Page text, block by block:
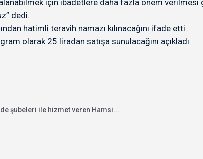
için ibadetlere daha fazla önem verilmesi
dedi.
hatimli teravih namazı kılınacağını ifade etti.
olarak 25 liradan satışa sunulacağını açıkladı.
şubeleri ile hizmet veren Hamsi...